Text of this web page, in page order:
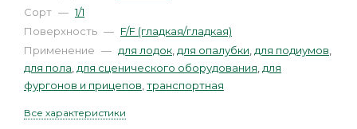
Сорт — 1/1
Поверхность — F/F (гладкая/гладкая)
Применение — для лодок для опалубки для подиумов
для пола для сценического оборудования для
фургонов и прицепов транспортная
Все характеристики